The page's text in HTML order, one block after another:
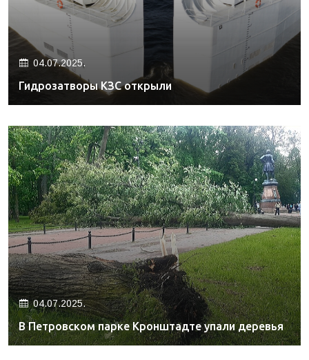
04.07.2025.
Гидрозатворы КЗС открыли
04.07.2025.
В Петровском парке Кронштадте упали деревья